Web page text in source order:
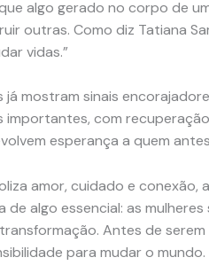
algo gerado no corpo de
outras. Como diz Tatiana
vidas.”
já mostram sinais
importantes, com
esperança a quem
amor, cuidado e
de algo essencial: as
Antes de serem
para mudar o mundo.